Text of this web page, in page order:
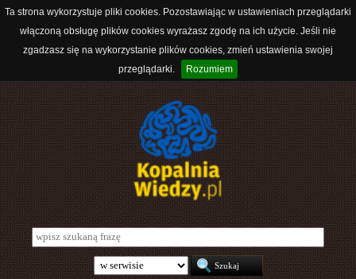
Ta strona wykorzystuje pliki cookies. Pozostawiając w ustawieniach przeglądarki
włączoną obsługę plików cookies wyrażasz zgodę na ich użycie. Jeśli nie
zgadzasz się na wykorzystanie plików cookies, zmień ustawienia swojej
przeglądarki.
Rozumiem